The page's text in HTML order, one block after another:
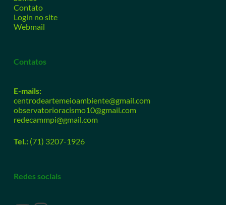
Contato
Login no site
Webmail
Contatos
E-mails:
centrodeartemeioambiente@gmail.com
observatorioracismo10@gmail.com
redecammpi@gmail.com
Tel.: (71) 3207-1926
Redes sociais